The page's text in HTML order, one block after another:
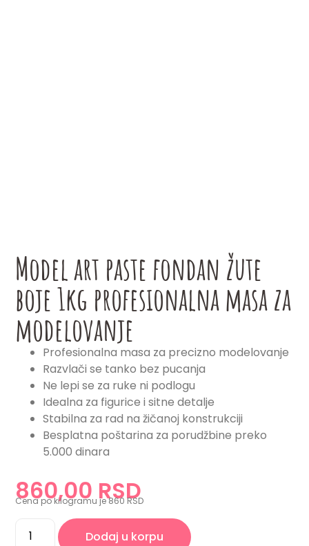
Model art paste fondan žute
boje 1kg profesionalna masa za
modelovanje
Profesionalna masa za precizno modelovanje
Razvlači se tanko bez pucanja
Ne lepi se za ruke ni podlogu
Idealna za figurice i sitne detalje
Stabilna za rad na žičanoj konstrukciji
Besplatna poštarina za porudžbine preko
5.000 dinara
860,00 RSD
Cena po kilogramu je 860 RSD
Dodaj u korpu